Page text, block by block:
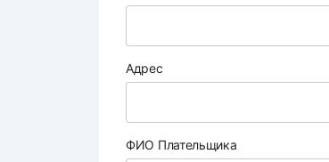
Адрес
ФИО Плательщика